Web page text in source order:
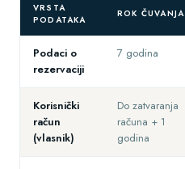
VRSTA
PODATAKA
ROK ČUVANJA
Podaci o
rezervaciji
7 godina
Korisnički
račun
(vlasnik)
Do zatvaranja
računa + 1
godina